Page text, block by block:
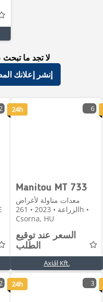
لا تجد ما
إنشر إعلانك
6
Manitou MT 733
معدات مناولة لأغراض
الزراعة • 2023 • 261h •
Csorna, HU
السعر عند توقيع
الطلب
Axiál Kft.
24h
3
24h